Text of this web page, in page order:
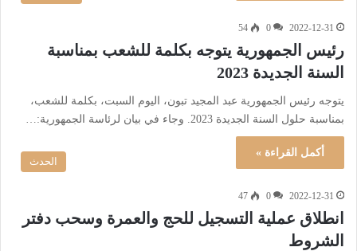
2022-12-31
0
54
رئيس الجمهورية يتوجه بكلمة للشعب بمناسبة
السنة الجديدة 2023
يتوجه رئيس الجمهورية عبد المجيد تبون، اليوم السبت، بكلمة للشعب،
بمناسبة حلول السنة الجديدة 2023. وجاء في بيان لرئاسة الجمهورية:…
أكمل القراءة »
الحدث
2022-12-31
0
47
انطلاق عملية التسجيل للحج والعمرة وسحب دفتر
الشروط